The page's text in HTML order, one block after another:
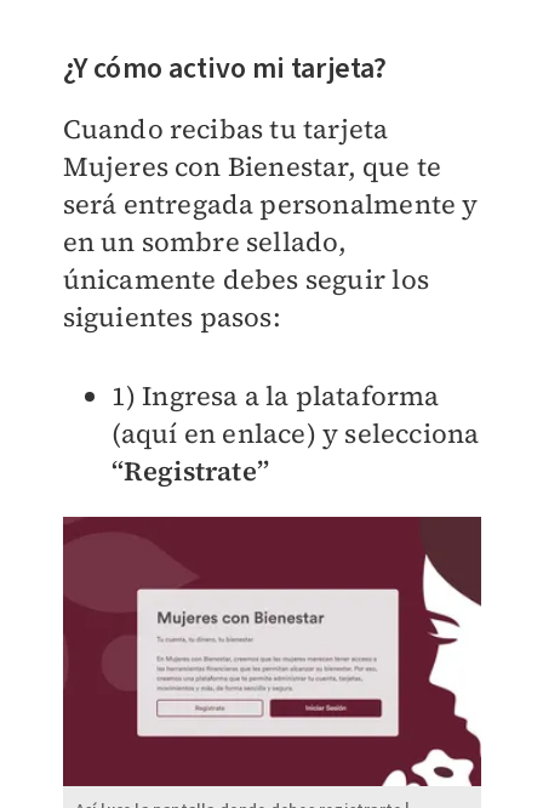
¿Y cómo activo mi tarjeta?
Cuando recibas tu tarjeta
Mujeres con Bienestar, que te
será entregada personalmente y
en un sombre sellado,
únicamente debes seguir los
siguientes pasos:
1) Ingresa a la plataforma
(aquí en enlace) y selecciona
“Registrate”